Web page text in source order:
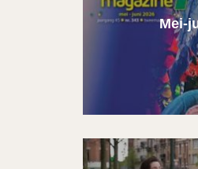
Mei-